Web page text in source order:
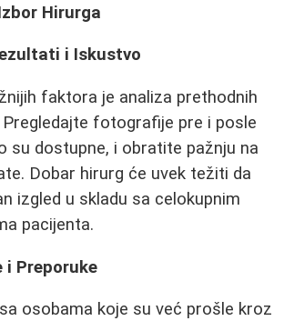
Hirurga
i Iskustvo
faktora je analiza prethodnih
fotografije pre i posle
su dostupne, i obratite pažnju na
Dobar hirurg će uvek težiti da
izgled u skladu sa celokupnim
pacijenta.
i Preporuke
osobama koje su već prošle kroz